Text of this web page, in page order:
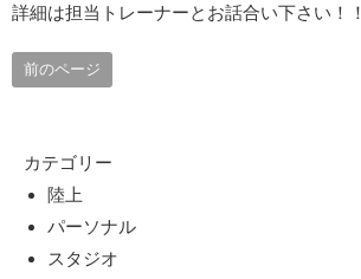
詳細は担当トレーナーとお話合い下さい！！
前のページ
カテゴリー
陸上
パーソナル
スタジオ